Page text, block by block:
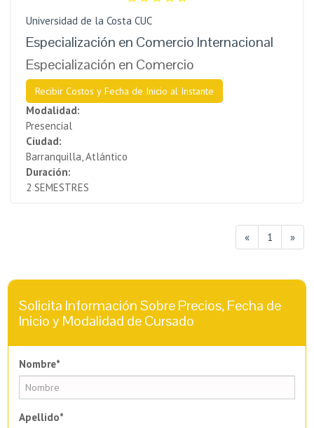
Universidad de la Costa CUC
Especialización en Comercio Internacional
Especialización en Comercio
Recibir Costos y Fecha de Inicio al Instante
Modalidad:
Presencial
Ciudad:
Barranquilla, Atlántico
Duración:
2 SEMESTRES
« 1 »
Solicita Información Sobre Precios, Fecha de
Inicio y Modalidad de Cursado
Nombre*
Apellido*